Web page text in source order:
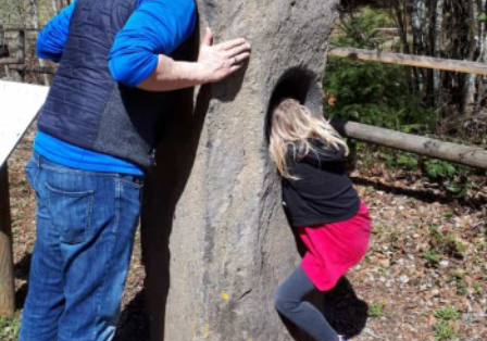
Profil Bewertungen 0
Route berechnen Auf die Merkliste Teilen
Beschreibung
Ein echter Naturspielplatz mit Holzburgen, Tier-Figuren und
Pfaden — ideal für Kinder, die Abenteuer in Wald-Atmosphäre
lieben; auch als Ausflugsziel mit Wanderkombination beliebt.
Geöffnet